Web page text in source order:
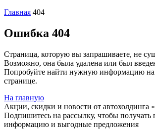
Главная 404
Ошибка 404
Страница, которую вы запрашиваете, не
Возможно, она была удалена или был
Попробуйте найти нужную информацию на
странице.
На главную
Акции, скидки и новости от автохолдинга
Подпишитесь на рассылку, чтобы получать
информацию и выгодные предложения